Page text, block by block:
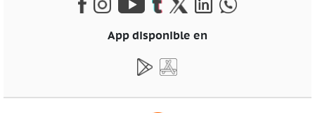
App disponible en